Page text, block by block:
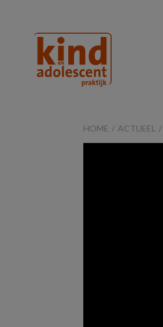
&
HOME ACTUEEL